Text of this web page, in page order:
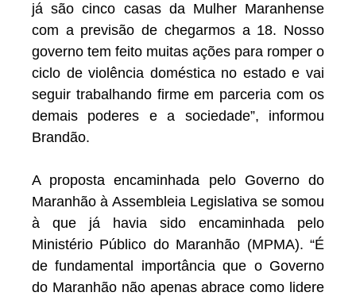
já são cinco casas da Mulher Maranhense
com a previsão de chegarmos a 18. Nosso
governo tem feito muitas ações para romper o
ciclo de violência doméstica no estado e vai
seguir trabalhando firme em parceria com os
demais poderes e a sociedade”, informou
Brandão.
A proposta encaminhada pelo Governo do
Maranhão à Assembleia Legislativa se somou
à que já havia sido encaminhada pelo
Ministério Público do Maranhão (MPMA). “É
de fundamental importância que o Governo
do Maranhão não apenas abrace como lidere